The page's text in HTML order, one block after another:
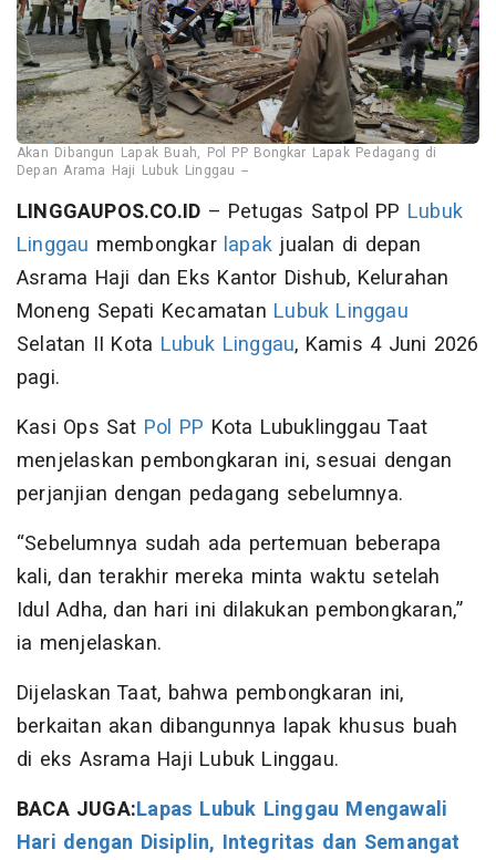
Akan Dibangun Lapak Buah, Pol PP Bongkar Lapak Pedagang di
Depan Arama Haji Lubuk Linggau --
LINGGAUPOS.CO.ID – Petugas Satpol PP Lubuk
Linggau membongkar lapak jualan di depan
Asrama Haji dan Eks Kantor Dishub, Kelurahan
Moneng Sepati Kecamatan Lubuk Linggau
Selatan II Kota Lubuk Linggau, Kamis 4 Juni 2026
pagi.
Kasi Ops Sat Pol PP Kota Lubuklinggau Taat
menjelaskan pembongkaran ini, sesuai dengan
perjanjian dengan pedagang sebelumnya.
“Sebelumnya sudah ada pertemuan beberapa
kali, dan terakhir mereka minta waktu setelah
Idul Adha, dan hari ini dilakukan pembongkaran,”
ia menjelaskan.
Dijelaskan Taat, bahwa pembongkaran ini,
berkaitan akan dibangunnya lapak khusus buah
di eks Asrama Haji Lubuk Linggau.
BACA JUGA:Lapas Lubuk Linggau Mengawali
Hari dengan Disiplin, Integritas dan Semangat